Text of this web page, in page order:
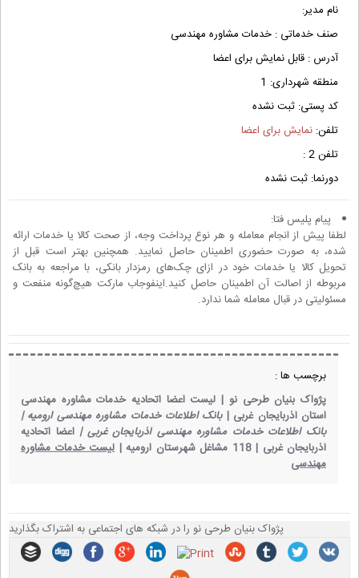
نام مدیر:
صنف خدماتی : خدمات مشاوره مهندسی
آدرس : قابل نمایش برای اعضا
منطقه شهرداری: 1
کد پستی: ثبت نشده
تلفن: نمایش برای اعضا
تلفن 2 :
دورنما: ثبت نشده
پیام پلیس فتا:
لطفا پیش از انجام معامله و هر نوع پرداخت وجه، از صحت کالا یا خدمات ارائه
شده، به صورت حضوری اطمینان حاصل نمایید. همچنین بهتر است قبل از
تحویل کالا یا خدمات خود در ازای چک‌های رمزدار بانکی، با مراجعه به بانک
مربوطه از اصالت آن اطمینان حاصل کنید.اینفوجاب مارکت هیچ‌گونه منفعت و
مسئولیتی در قبال معامله شما ندارد.
برچسب ها :
پژواک بنیان طرحی نو | لیست اعضا اتحادیه خدمات مشاوره مهندسی
استان آذربایجان غربی | بانک اطلاعات خدمات مشاوره مهندسی ارومیه |
بانک اطلاعات خدمات مشاوره مهندسی آذربایجان غربی | اعضا اتحادیه
آذربایجان غربی | 118 مشاغل شهرستان ارومیه |
لیست خدمات مشاوره
مهندسی
پژواک بنیان طرحی نو را در شبکه های اجتماعی به اشتراک بگذارید